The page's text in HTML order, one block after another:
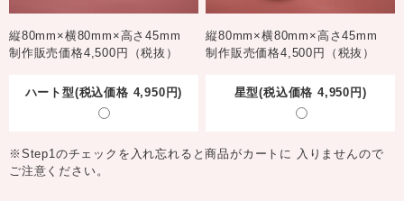
縦80mm×横80mm×高さ45mm
制作販売価格4,500円（税抜）
ハート型(税込価格 4,950円)
縦80mm×横80mm×高さ45mm
制作販売価格4,500円（税抜）
星型(税込価格 4,950円)
※Step1のチェックを入れ忘れると商品がカートに 入りませんので
ご注意ください。